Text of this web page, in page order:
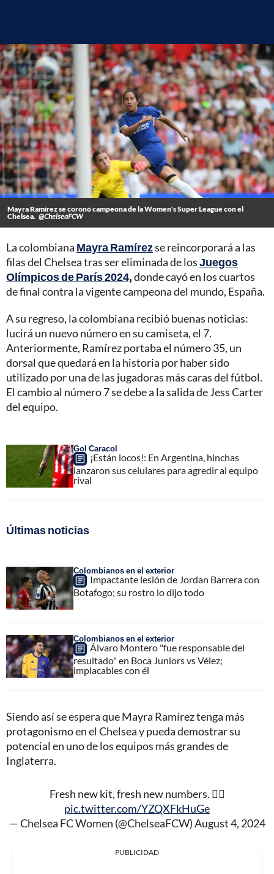
Mayra Ramírez se coronó campeona de la Women's Super League con el
Chelsea. @ChelseaFCW
La colombiana Mayra Ramírezse reincorporará a las
filas del Chelsea tras ser eliminada de losJuegos
Olímpicos de París 2024,donde cayó en los cuartos
de final contra la vigente campeona del mundo, España.
A su regreso, la colombiana recibió buenas noticias:
lucirá un nuevo número en su camiseta, el 7.
Anteriormente, Ramírez portaba el número 35, un
dorsal que quedará en la historia por haber sido
utilizado por una de las jugadoras más caras del fútbol.
El cambio al número 7 se debe a la salida de Jess Carter
del equipo.
Gol Caracol
¡Están locos!: En Argentina, hinchas
lanzaron sus celulares para agredir al equipo
rival
Últimas noticias
Colombianos en el exterior
Impactante lesión de Jordan Barrera con
Botafogo; su rostro lo dijo todo
Colombianos en el exterior
Álvaro Montero "fue responsable del
resultado" en Boca Juniors vs Vélez;
implacables con él
Siendo así se espera que Mayra Ramírez tenga más
protagonismo en el Chelsea y pueda demostrar su
potencial en uno de los equipos más grandes de
Inglaterra.
Fresh new kit, fresh new numbers. 😮‍💨
pic.twitter.com/YZQXFkHuGe
— Chelsea FC Women (@ChelseaFCW)August 4, 2024
PUBLICIDAD